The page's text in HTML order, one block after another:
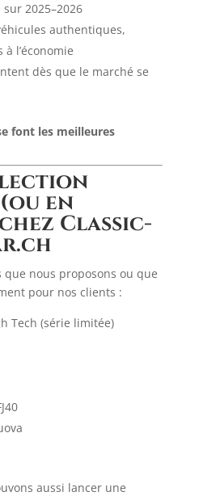
2025–2026
authentiques,
l’économie
dès que le marché se
font les meilleures
en
Classic-
nous proposons ou que
pour nos clients :
Tech (série limitée)
aussi lancer une